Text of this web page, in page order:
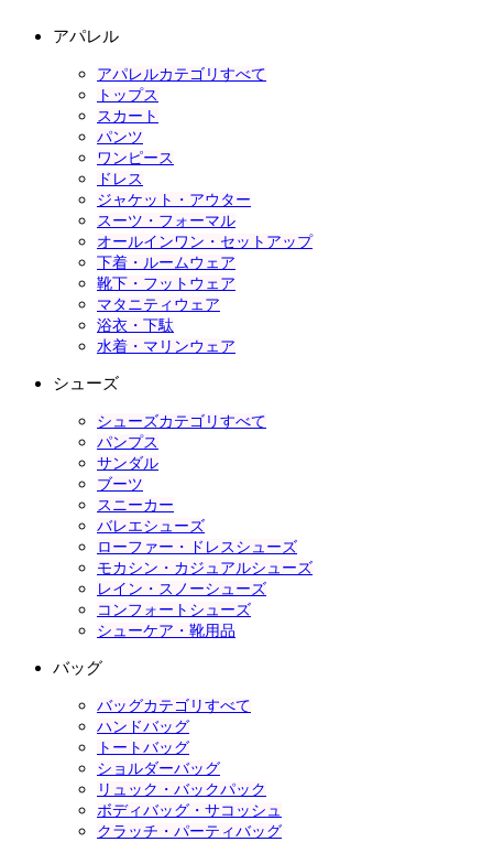
アパレル
アパレルカテゴリすべて
トップス
スカート
パンツ
ワンピース
ドレス
ジャケット・アウター
スーツ・フォーマル
オールインワン・セットアップ
下着・ルームウェア
靴下・フットウェア
マタニティウェア
浴衣・下駄
水着・マリンウェア
シューズ
シューズカテゴリすべて
パンプス
サンダル
ブーツ
スニーカー
バレエシューズ
ローファー・ドレスシューズ
モカシン・カジュアルシューズ
レイン・スノーシューズ
コンフォートシューズ
シューケア・靴用品
バッグ
バッグカテゴリすべて
ハンドバッグ
トートバッグ
ショルダーバッグ
リュック・バックパック
ボディバッグ・サコッシュ
クラッチ・パーティバッグ